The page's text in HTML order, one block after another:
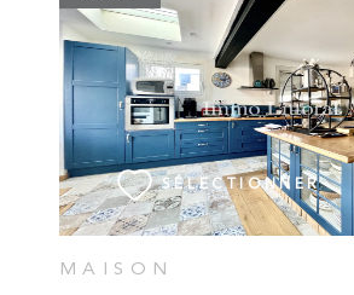
MAISON
SÉLECTIONNER
VOIR LE BIEN